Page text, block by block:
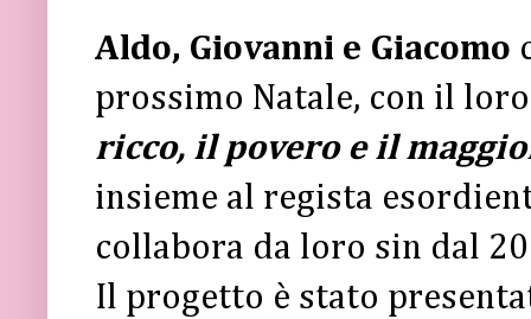
Aldo, Giovanni e Giacomo
prossimo Natale, con il
ricco, il povero e il
insieme al regista
collabora da loro sin dal
Il progetto è stato